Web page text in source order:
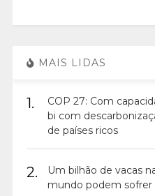
MAIS LIDAS
1.
COP 27: Com
bi com
de países ricos
2.
Um bilhão de vacas
mundo podem